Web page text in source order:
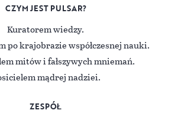
CZYM JEST PULSAR?
Kuratorem wiedzy.
po krajobrazie współczesnej nauki.
mitów i fałszywych mniemań.
mądrej nadziei.
ZESPÓŁ